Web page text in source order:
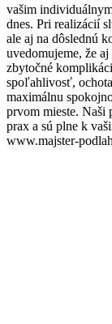
vašim
dnes. Pri realizácií
ale aj na dôslednú
uvedomujeme, že
zbytočné
spoľahlivosť,
maximálnu
prvom mieste. Naši
prax a sú plne k
www.majster-